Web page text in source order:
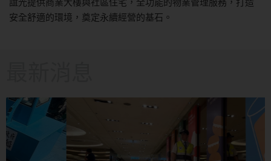
誼光提供商業大樓與社區住宅，全功能的物業管理服務，打造
安全舒適的環境，奠定永續經營的基石。